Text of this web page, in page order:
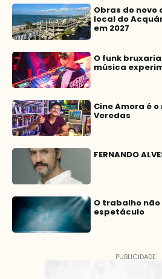
Obras do novo
local do
em 2027
O funk
música
Cine Amora é
Veredas
FERNANDO
O trabalho
espetáculo
PUBLICIDADE